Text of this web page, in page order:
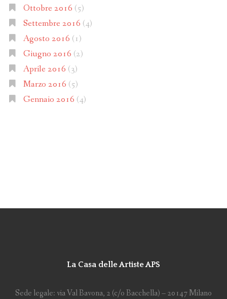
Ottobre 2016 (5)
Settembre 2016 (4)
Agosto 2016 (1)
Giugno 2016 (2)
Aprile 2016 (3)
Marzo 2016 (5)
Gennaio 2016 (4)
La Casa delle Artiste APS
Sede legale: via Val Bavona, 2 (c/o Bacchella) – 20147 Milano